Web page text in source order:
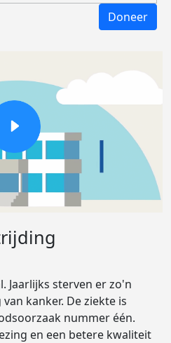
Doneer
Jaarlijks sterven er zo'n
kanker. De ziekte is
nummer één.
en een betere kwaliteit